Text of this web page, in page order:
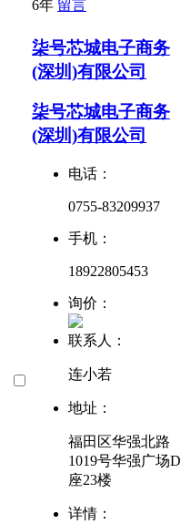
6年 留言
柒号芯城电子商务
(深圳)有限公司
柒号芯城电子商务
(深圳)有限公司
电话：
0755-83209937
手机：
18922805453
询价：
联系人：
连小若
地址：
福田区华强北路
1019号华强广场D
座23楼
详情：